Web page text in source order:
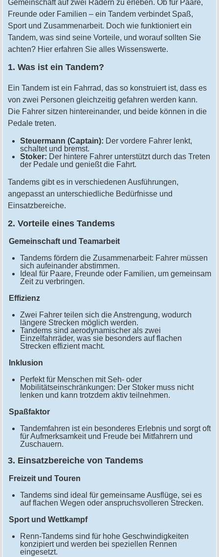
Gemeinschaft auf zwei Rädern zu erleben. Ob für Paare,
Freunde oder Familien – ein Tandem verbindet Spaß,
Sport und Zusammenarbeit. Doch wie funktioniert ein
Tandem, was sind seine Vorteile, und worauf sollten Sie
achten? Hier erfahren Sie alles Wissenswerte.
1. Was ist ein Tandem?
Ein Tandem ist ein Fahrrad, das so konstruiert ist, dass es
von zwei Personen gleichzeitig gefahren werden kann.
Die Fahrer sitzen hintereinander, und beide können in die
Pedale treten.
Steuermann (Captain): Der vordere Fahrer lenkt,
schaltet und bremst.
Stoker: Der hintere Fahrer unterstützt durch das Treten
der Pedale und genießt die Fahrt.
Tandems gibt es in verschiedenen Ausführungen,
angepasst an unterschiedliche Bedürfnisse und
Einsatzbereiche.
2. Vorteile eines Tandems
Gemeinschaft und Teamarbeit
Tandems fördern die Zusammenarbeit: Fahrer müssen
sich aufeinander abstimmen.
Ideal für Paare, Freunde oder Familien, um gemeinsam
Zeit zu verbringen.
Effizienz
Zwei Fahrer teilen sich die Anstrengung, wodurch
längere Strecken möglich werden.
Tandems sind aerodynamischer als zwei
Einzelfahrräder, was sie besonders auf flachen
Strecken effizient macht.
Inklusion
Perfekt für Menschen mit Seh- oder
Mobilitätseinschränkungen: Der Stoker muss nicht
lenken und kann trotzdem aktiv teilnehmen.
Spaßfaktor
Tandemfahren ist ein besonderes Erlebnis und sorgt oft
für Aufmerksamkeit und Freude bei Mitfahrern und
Zuschauern.
3. Einsatzbereiche von Tandems
Freizeit und Touren
Tandems sind ideal für gemeinsame Ausflüge, sei es
auf flachen Wegen oder anspruchsvolleren Strecken.
Sport und Wettkampf
Renn-Tandems sind für hohe Geschwindigkeiten
konzipiert und werden bei speziellen Rennen
eingesetzt.